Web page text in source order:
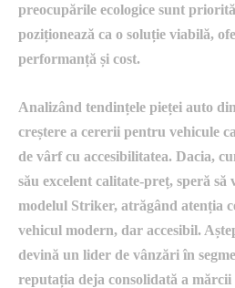
preocupările ecologice sunt
poziționează ca o soluție viabilă,
performanță și cost.
Analizând tendințele pieței auto
creștere a cererii pentru vehicule
de vârf cu accesibilitatea. Dacia,
său excelent calitate-preț, speră să
modelul Striker, atrăgând atenția
vehicul modern, dar accesibil.
devină un lider de vânzări în
reputația deja consolidată a mărcii